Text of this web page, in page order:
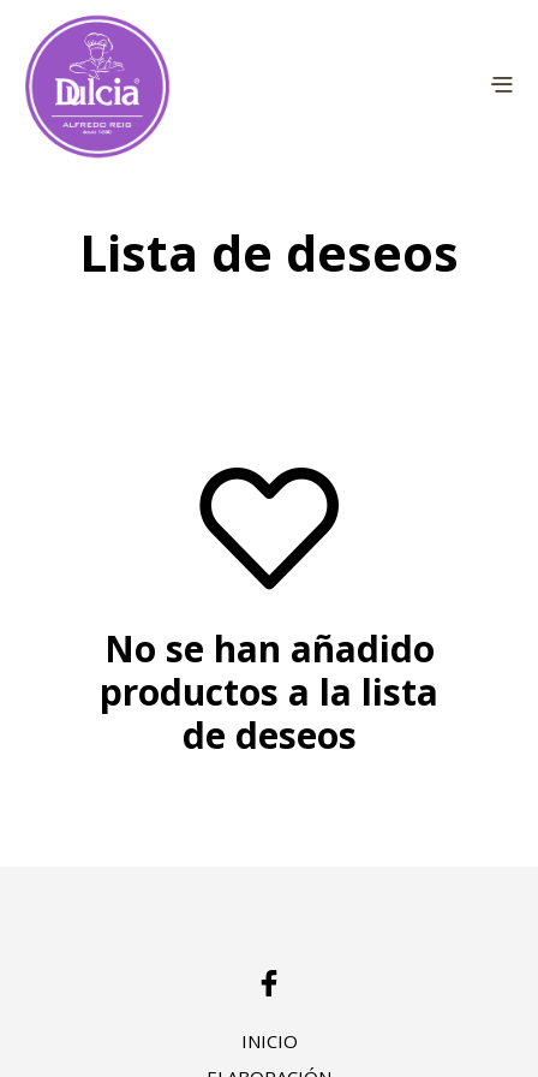
Lista de deseos
No se han añadido
productos a la lista
de deseos
INICIO